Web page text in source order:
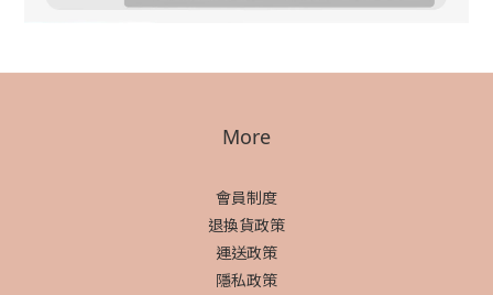
More
會員制度
退換貨政策
運送政策
隱私政策